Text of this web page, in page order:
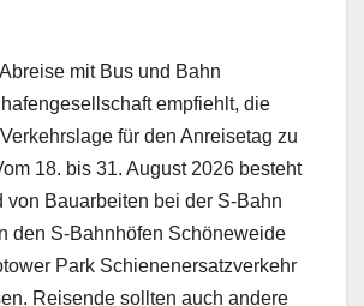
mit Bus und Bahn
emp­fiehlt, die
für den Anreise­tag zu
18. bis 31. August 2026 beste­ht
von Bauar­beit­en bei der S‑Bahn
den S‑Bahnhöfen Schönewei­de
Park Schienen­er­satzverkehr
Reisende soll­ten auch andere